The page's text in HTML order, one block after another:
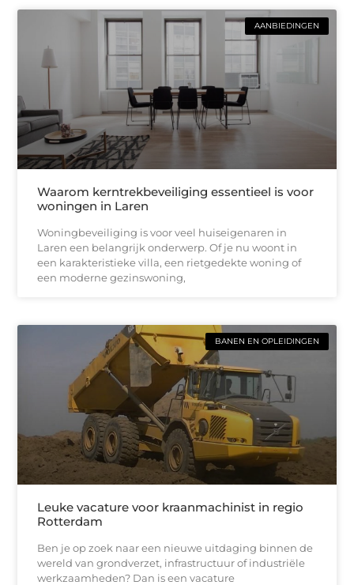
AANBIEDINGEN
Waarom kerntrekbeveiliging essentieel is voor
woningen in Laren
Woningbeveiliging is voor veel huiseigenaren in
Laren een belangrijk onderwerp. Of je nu woont in
een karakteristieke villa, een rietgedekte woning of
een moderne gezinswoning,
BANEN EN OPLEIDINGEN
Leuke vacature voor kraanmachinist in regio
Rotterdam
Ben je op zoek naar een nieuwe uitdaging binnen de
wereld van grondverzet, infrastructuur of industriële
werkzaamheden? Dan is een vacature